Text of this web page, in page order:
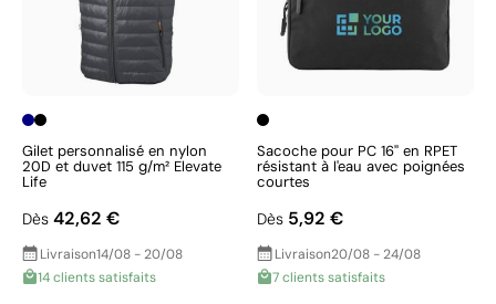
Gilet personnalisé en nylon
20D et duvet 115 g/m² Elevate
Life
Dès 42,62 €
Livraison14/08 - 20/08
14 clients satisfaits
Sacoche pour PC 16'' en RPET
résistant à l'eau avec poignées
courtes
Dès 5,92 €
Livraison20/08 - 24/08
7 clients satisfaits